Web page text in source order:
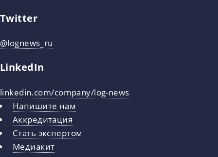
Twitter
@lognews_ru
LinkedIn
linkedin.com/company/log-news
Напишите нам
Аккредитация
Стать экспертом
Медиакит